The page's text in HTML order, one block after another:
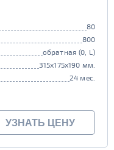
80
800
обратная (0, L)
315x175x190 мм.
24 мес.
УЗНАТЬ ЦЕНУ